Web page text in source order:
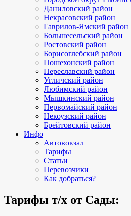
Даниловский район
Некрасовский район
Гаврилов-Ямский район
Большесельский район
Ростовский район
Борисоглебский район
Пошехонский район
Переславский район
Угличский район
Любимский район
Мышкинский район
Первомайский район
Некоузский район
Брейтовский район
Инфо
Автовокзал
Тарифы
Статьи
Перевозчики
Как добраться?
Тарифы т/х от Сады: